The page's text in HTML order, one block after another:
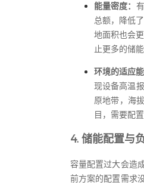
能量密度：
总额，降低
地面积也会
止更多的储能
环境的适应能
现设备高温
原地带，海
目，需要配
4. 储能配置与
容量配置过大会造
前方案的配置需求